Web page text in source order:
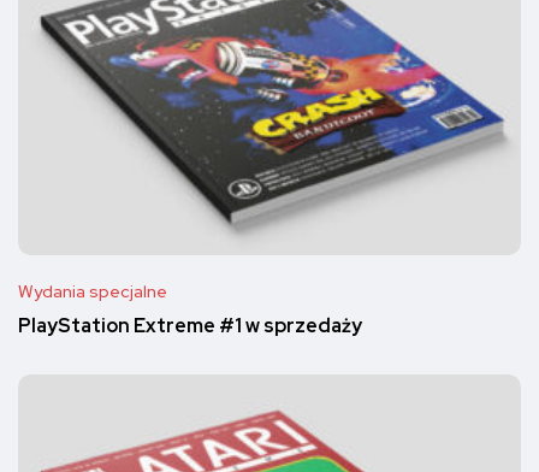
Wydania specjalne
PlayStation Extreme #1 w sprzedaży